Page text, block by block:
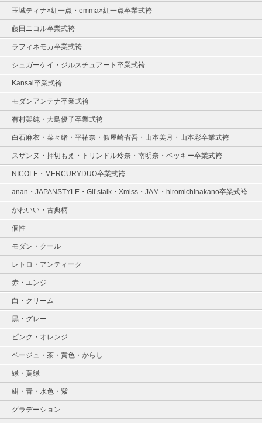
玉城ティナ×紅一点・emma×紅一点卒業式袴
藤田ニコル卒業式袴
ラフィネモカ卒業式袴
シュガーケイ・ジルスチュアート卒業式袴
Kansai卒業式袴
モダンアンテナ卒業式袴
有村架純・大島優子卒業式袴
白石麻衣・菜々緒・平祐奈・假屋崎省吾・山本美月・山本彩卒業式袴
スザンヌ・押切もえ・トリンドル玲奈・南明奈・ベッキー卒業式袴
NICOLE・MERCURYDUO卒業式袴
anan・JAPANSTYLE・Gil’stalk・Xmiss・JAM・hiromichinakano卒業式袴
かわいい・古典柄
個性
モダン・クール
レトロ・アンティーク
赤・エンジ
白・クリーム
黒・グレー
ピンク・オレンジ
ベージュ・茶・黄色・からし
緑・黄緑
紺・青・水色・紫
グラデーション